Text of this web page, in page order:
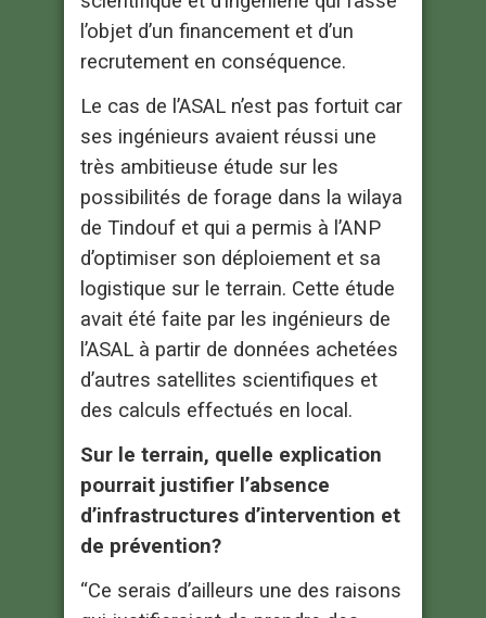
l’objet d’un financement et d’un
recrutement en conséquence.
Le cas de l’ASAL n’est pas fortuit car
ses ingénieurs avaient réussi une
très ambitieuse étude sur les
possibilités de forage dans la wilaya
de Tindouf et qui a permis à l’ANP
d’optimiser son déploiement et sa
logistique sur le terrain. Cette étude
avait été faite par les ingénieurs de
l’ASAL à partir de données achetées
d’autres satellites scientifiques et
des calculs effectués en local.
Sur le terrain, quelle explication
pourrait justifier l’absence
d’infrastructures d’intervention et
de prévention?
“Ce serais d’ailleurs une des raisons